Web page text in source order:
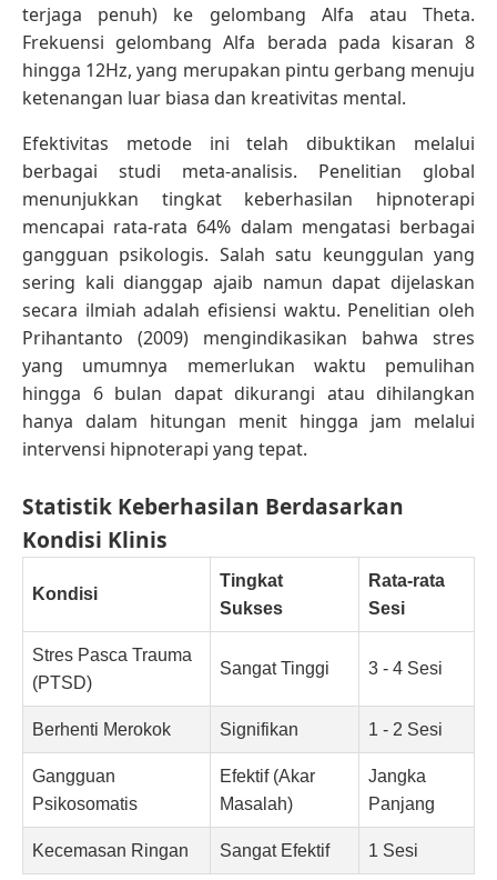
terjaga penuh) ke gelombang Alfa atau Theta.
Frekuensi gelombang Alfa berada pada kisaran 8
hingga 12Hz, yang merupakan pintu gerbang menuju
ketenangan luar biasa dan kreativitas mental.
Efektivitas metode ini telah dibuktikan melalui
berbagai studi meta-analisis. Penelitian global
menunjukkan tingkat keberhasilan hipnoterapi
mencapai rata-rata 64% dalam mengatasi berbagai
gangguan psikologis. Salah satu keunggulan yang
sering kali dianggap ajaib namun dapat dijelaskan
secara ilmiah adalah efisiensi waktu. Penelitian oleh
Prihantanto (2009) mengindikasikan bahwa stres
yang umumnya memerlukan waktu pemulihan
hingga 6 bulan dapat dikurangi atau dihilangkan
hanya dalam hitungan menit hingga jam melalui
intervensi hipnoterapi yang tepat.
Statistik Keberhasilan Berdasarkan
Kondisi Klinis
Kondisi
Tingkat
Sukses
Rata-rata
Sesi
Stres Pasca Trauma
(PTSD)
Sangat Tinggi 3 - 4 Sesi
Berhenti Merokok Signifikan 1 - 2 Sesi
Gangguan
Psikosomatis
Efektif (Akar
Masalah)
Jangka
Panjang
Kecemasan Ringan Sangat Efektif 1 Sesi